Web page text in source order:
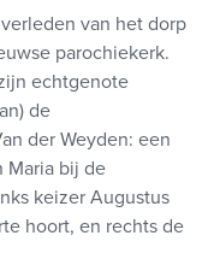
van het dorp
parochiekerk.
echtgenote
de
der Weyden: een
Maria bij de
keizer Augustus
hoort, en rechts de